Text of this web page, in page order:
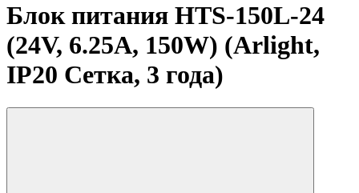
Блок питания HTS-150L-24
(24V, 6.25A, 150W) (Arlight,
IP20 Сетка, 3 года)